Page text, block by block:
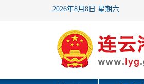
2026年8月8日 星期六